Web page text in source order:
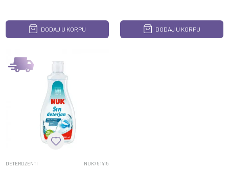
DODAJ U KORPU DODAJ U KORPU
DETERDZENTI NUK751415